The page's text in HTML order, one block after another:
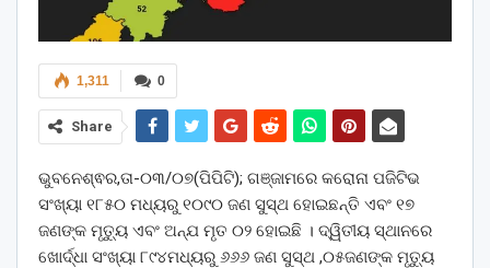
0
1,311
Share
ଭୁବନେଶ୍ଵର,ତା-୦୩/୦୭(ପିପିଟି); ଗଞ୍ଜାମରେ କରୋନା ପଜିଟିଭ
ସଂଖ୍ୟା ୧୮୫୦ ମଧ୍ୟରୁ ୧୦୯୦ ଜଣ ସୁସ୍ଥ ହୋଇଛନ୍ତି ଏବଂ ୧୭
ଜଣଙ୍କ ମୃତ୍ୟୁ ଏବଂ ଅନ୍ଯ ମୃତ ୦୨ ହୋଇଛି । ଦ୍ୱିତୀୟ ସ୍ଥାନରେ
ଖୋର୍ଦ୍ଧା ସଂଖ୍ୟା ୮୯୪ମଧ୍ୟରୁ ୬୬୬ ଜଣ ସୁସ୍ଥ ,୦୫ଜଣଙ୍କ ମୃତ୍ୟୁ